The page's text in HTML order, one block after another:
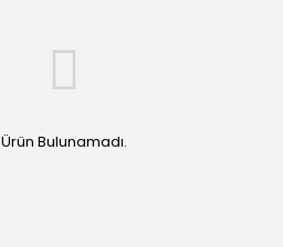
Ürün Bulunamadı.